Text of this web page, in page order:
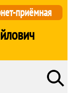
приёмная